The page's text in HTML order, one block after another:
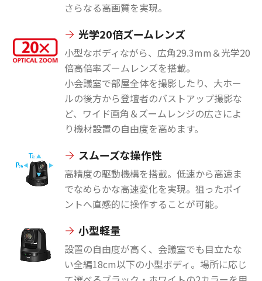
さらなる高画質を実現。
光学20倍ズームレンズ
小型なボディながら、広角29.3mm＆光学20
倍高倍率ズームレンズを搭載。
小会議室で部屋全体を撮影したり、大ホー
ルの後方から登壇者のバストアップ撮影な
ど、ワイド画角＆ズームレンジの広さによ
り機材設置の自由度を高めます。
スムーズな操作性
高精度の駆動機構を搭載。低速から高速ま
でなめらかな高速変化を実現。狙ったポイ
ントへ直感的に操作することが可能。
小型軽量
設置の自由度が高く、会議室でも目立たな
い全編18cm以下の小型ボディ。場所に応じ